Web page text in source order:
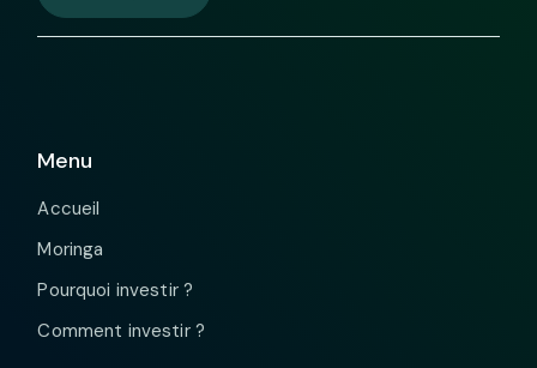
Menu
Accueil
Moringa
Pourquoi investir ?
Comment investir ?